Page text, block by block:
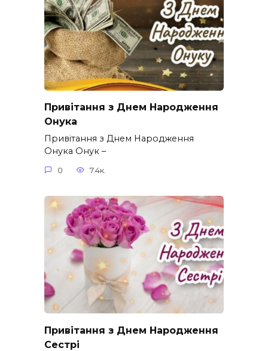
Привітання з Днем Народження
Онука
Привітання з Днем Народження
Онука Онук –
0 7.4к.
Привітання з Днем Народження
Сестрі